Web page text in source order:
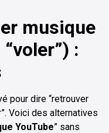
musique
:
pour dire “retrouver
Voici des alternatives
YouTube” sans